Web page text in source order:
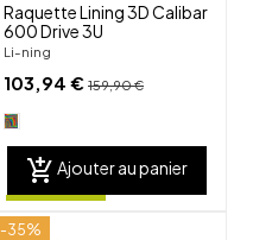
Raquette Lining 3D Calibar
600 Drive 3U
Li-ning
103,94 € 159,90 €
add_shopping_cart Ajouter au panier
-35%